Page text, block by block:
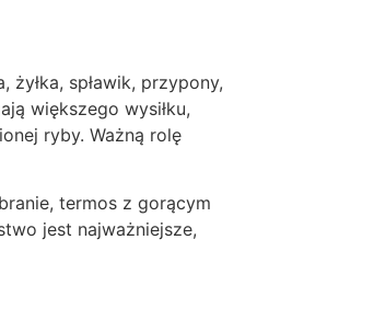
spławik, przypony,
większego wysiłku,
ryby. Ważną rolę
termos z gorącym
jest najważniejsze,